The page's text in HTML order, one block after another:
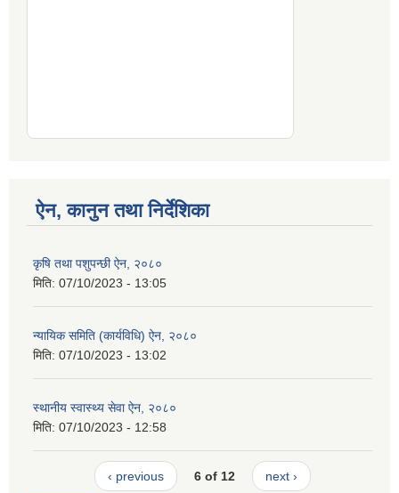
ऐन, कानुन तथा निर्देशिका
कृषि तथा पशुपन्छी ऐन, २०८०
मिति: 07/10/2023 - 13:05
न्यायिक समिति (कार्यविधि) ऐन, २०८०
मिति: 07/10/2023 - 13:02
स्थानीय स्वास्थ्य सेवा ऐन, २०८०
मिति: 07/10/2023 - 12:58
‹ previous 6 of 12 next ›